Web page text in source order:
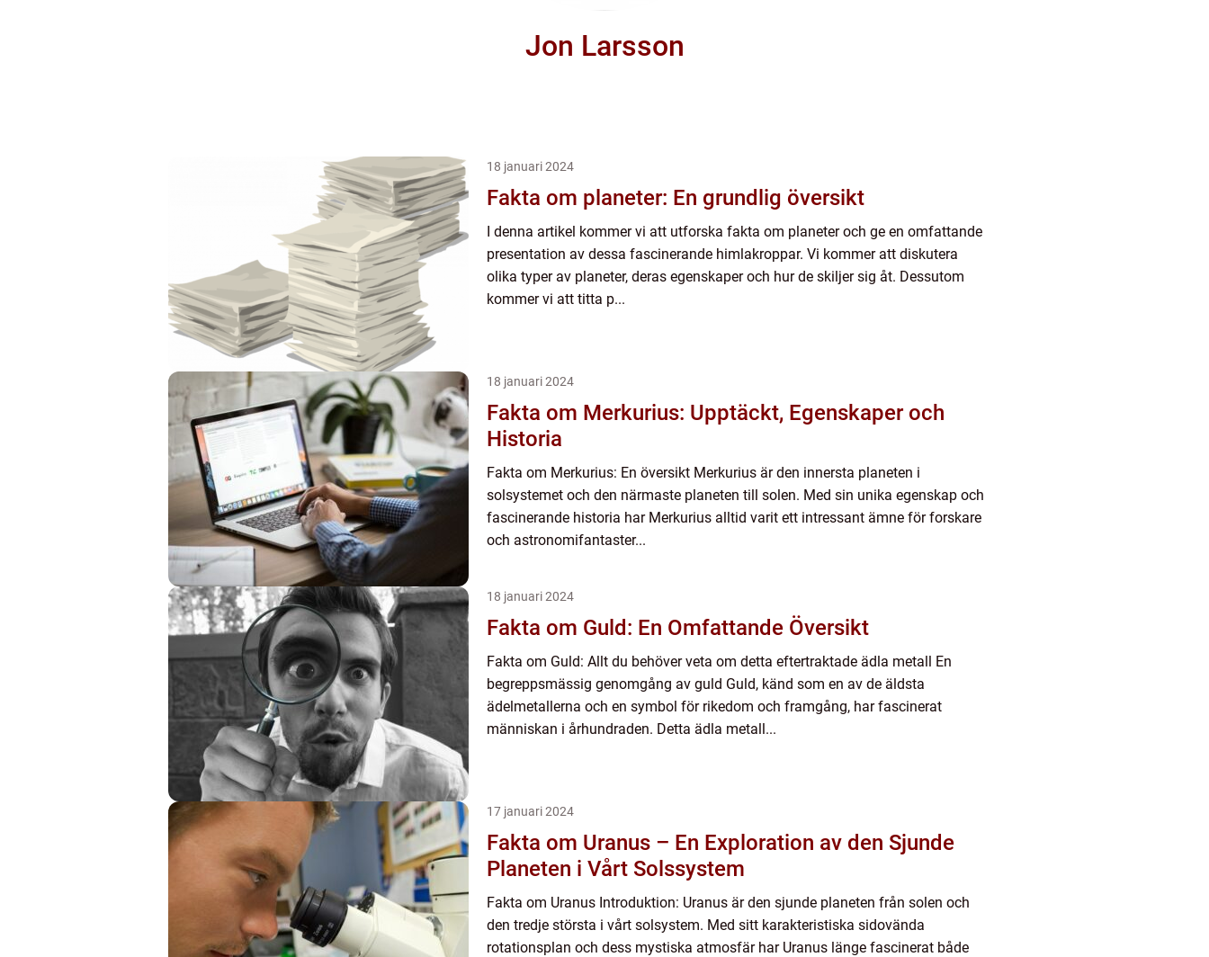
Jon Larsson
18 januari 2024
Fakta om planeter: En grundlig översikt
I denna artikel kommer vi att utforska fakta om planeter och ge en omfattande
presentation av dessa fascinerande himlakroppar. Vi kommer att diskutera
olika typer av planeter, deras egenskaper och hur de skiljer sig åt. Dessutom
kommer vi att titta p...
18 januari 2024
Fakta om Merkurius: Upptäckt, Egenskaper och
Historia
Fakta om Merkurius: En översikt Merkurius är den innersta planeten i
solsystemet och den närmaste planeten till solen. Med sin unika egenskap och
fascinerande historia har Merkurius alltid varit ett intressant ämne för forskare
och astronomifantaster...
18 januari 2024
Fakta om Guld: En Omfattande Översikt
Fakta om Guld: Allt du behöver veta om detta eftertraktade ädla metall En
begreppsmässig genomgång av guld Guld, känd som en av de äldsta
ädelmetallerna och en symbol för rikedom och framgång, har fascinerat
människan i århundraden. Detta ädla metall...
17 januari 2024
Fakta om Uranus – En Exploration av den Sjunde
Planeten i Vårt Solssystem
Fakta om Uranus Introduktion: Uranus är den sjunde planeten från solen och
den tredje största i vårt solsystem. Med sitt karakteristiska sidovända
rotationsplan och dess mystiska atmosfär har Uranus länge fascinerat både